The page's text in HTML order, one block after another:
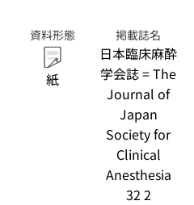
資料形態
紙
掲載誌名
日本臨床麻酔
学会誌 = The
Journal of
Japan
Society for
Clinical
Anesthesia
32 2